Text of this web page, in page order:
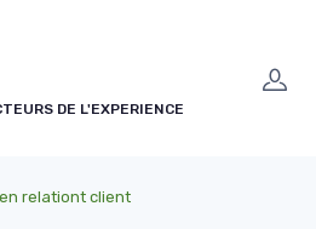
DE L'EXPERIENCE
relationt client